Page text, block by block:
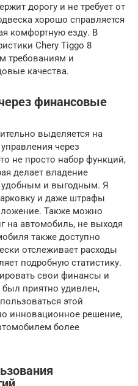
дорогу и не требует от
хорошо справляется
комфортную езду. В
Chery Tiggo 8
требованиям и
качества.
финансовые
выделяется на
через
не просто набор функций,
делает владение
и выгодным. Я
и даже штрафы
Также можно
на автомобиль, не выходя
также доступно
отслеживает расходы
подробную статистику.
свои финансы и
приятно удивлен,
этой
инновационное решение,
более